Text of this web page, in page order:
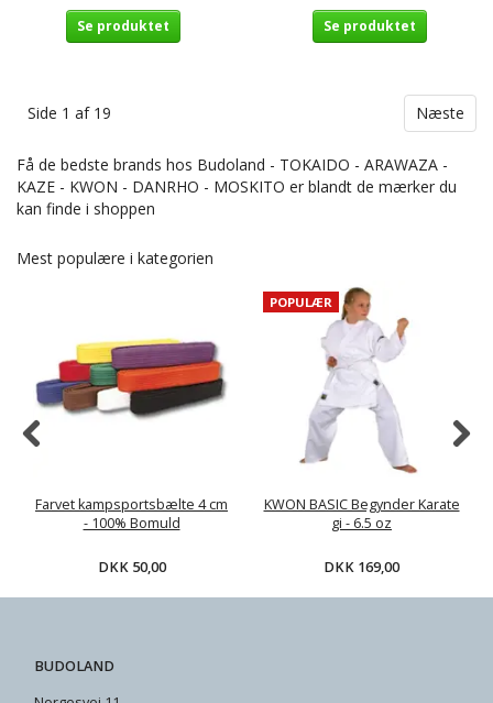
Se produktet Se produktet
Side 1 af 19 Næste
Få de bedste brands hos Budoland - TOKAIDO - ARAWAZA -
KAZE - KWON - DANRHO - MOSKITO er blandt de mærker du
kan finde i shoppen
Mest populære i kategorien
Farvet kampsportsbælte 4 cm
- 100% Bomuld
DKK 50,00
POPULÆR
KWON BASIC Begynder Karate
gi - 6.5 oz
DKK 169,00
BUDOLAND